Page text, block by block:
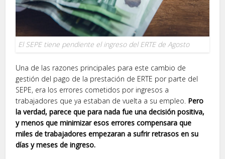
El SEPE tiene pendiente el ingreso del ERTE de Agosto
Una de las razones principales para este cambio de
gestión del pago de la prestación de ERTE por parte del
SEPE, era los errores cometidos por ingresos a
trabajadores que ya estaban de vuelta a su empleo. Pero
la verdad, parece que para nada fue una decisión positiva,
y menos que minimizar esos errores compensara que
miles de trabajadores empezaran a sufrir retrasos en su
días y meses de ingreso.